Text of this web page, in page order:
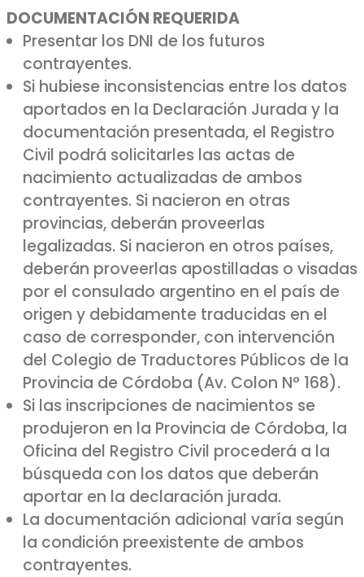
DOCUMENTACIÓN REQUERIDA
Presentar los DNI de los futuros
contrayentes.
Si hubiese inconsistencias entre los datos
aportados en la Declaración Jurada y la
documentación presentada, el Registro
Civil podrá solicitarles las actas de
nacimiento actualizadas de ambos
contrayentes. Si nacieron en otras
provincias, deberán proveerlas
legalizadas. Si nacieron en otros países,
deberán proveerlas apostilladas o visadas
por el consulado argentino en el país de
origen y debidamente traducidas en el
caso de corresponder, con intervención
del Colegio de Traductores Públicos de la
Provincia de Córdoba (Av. Colon N° 168).
Si las inscripciones de nacimientos se
produjeron en la Provincia de Córdoba, la
Oficina del Registro Civil procederá a la
búsqueda con los datos que deberán
aportar en la declaración jurada.
La documentación adicional varía según
la condición preexistente de ambos
contrayentes.